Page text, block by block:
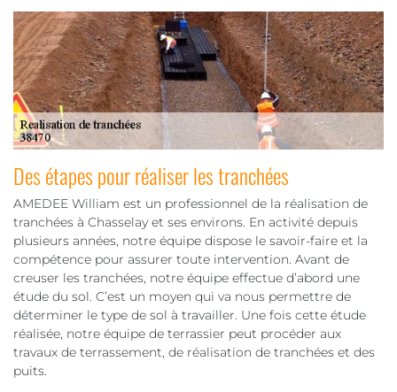
Des étapes pour réaliser les tranchées
AMEDEE William est un professionnel de la réalisation de
tranchées à Chasselay et ses environs. En activité depuis
plusieurs années, notre équipe dispose le savoir-faire et la
compétence pour assurer toute intervention. Avant de
creuser les tranchées, notre équipe effectue d’abord une
étude du sol. C’est un moyen qui va nous permettre de
déterminer le type de sol à travailler. Une fois cette étude
réalisée, notre équipe de terrassier peut procéder aux
travaux de terrassement, de réalisation de tranchées et des
puits.